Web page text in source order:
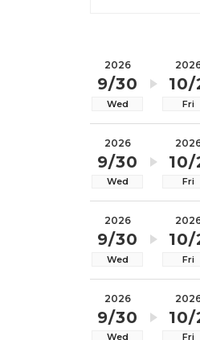
2026
9/30
Wed
10/
Fri
2026
9/30
Wed
10/
Fri
2026
9/30
Wed
10/
Fri
2026
9/30
Wed
10/
Fri